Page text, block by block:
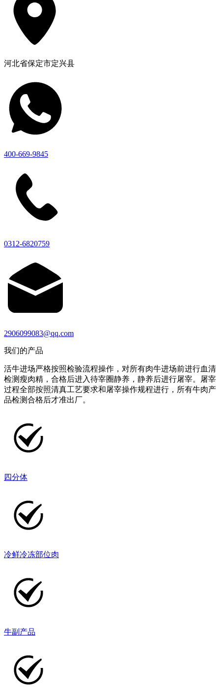
河北省保定市定兴县
400-669-9845
0312-6820759
2906099083@qq.com
我们的产品
活牛进场严格按照检验流程操作，对所有肉牛进场前进行血清
检测瘦肉精，合格后进入待宰圈静养，静养后进行屠宰。屠宰
过程全部按照清真工艺要求和屠宰操作规程进行，所有牛肉产
品检测合格后才准出厂。
四分体
冷鲜冷冻部位肉
牛副产品